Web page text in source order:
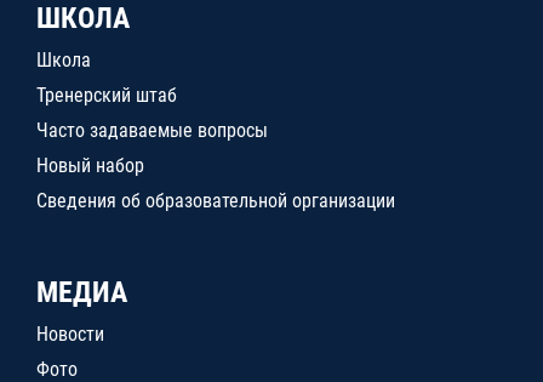
ШКОЛА
Школа
Тренерский штаб
Часто задаваемые вопросы
Новый набор
Сведения об образовательной организации
МЕДИА
Новости
Фото